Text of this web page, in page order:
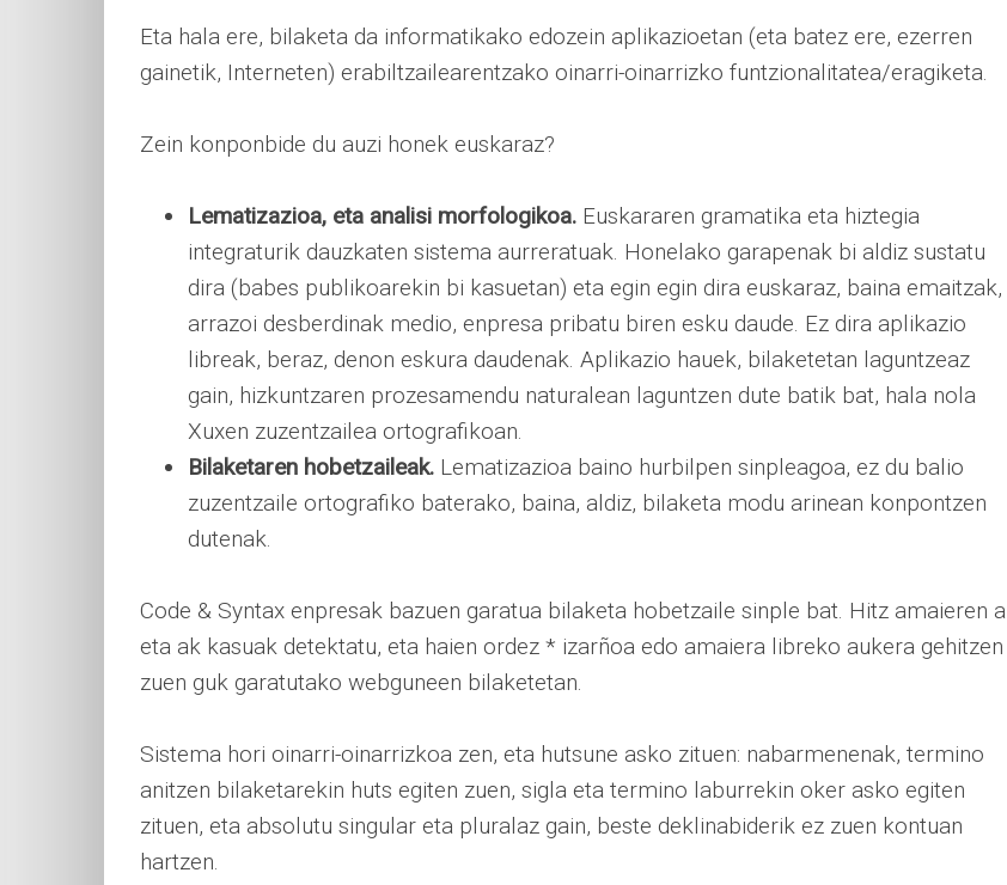
Eta hala ere, bilaketa da informatikako edozein aplikazioetan (eta batez ere, ezerren
gainetik, Interneten) erabiltzailearentzako oinarri-oinarrizko funtzionalitatea/eragiketa.
Zein konponbide du auzi honek euskaraz?
Lematizazioa, eta analisi morfologikoa. Euskararen gramatika eta hiztegia
integraturik dauzkaten sistema aurreratuak. Honelako garapenak bi aldiz sustatu
dira (babes publikoarekin bi kasuetan) eta egin egin dira euskaraz, baina emaitzak,
arrazoi desberdinak medio, enpresa pribatu biren esku daude. Ez dira aplikazio
libreak, beraz, denon eskura daudenak. Aplikazio hauek, bilaketetan laguntzeaz
gain, hizkuntzaren prozesamendu naturalean laguntzen dute batik bat, hala nola
Xuxen zuzentzailea ortografikoan.
Bilaketaren hobetzaileak. Lematizazioa baino hurbilpen sinpleagoa, ez du balio
zuzentzaile ortografiko baterako, baina, aldiz, bilaketa modu arinean konpontzen
dutenak.
Code & Syntax enpresak bazuen garatua bilaketa hobetzaile sinple bat. Hitz amaieren a
eta ak kasuak detektatu, eta haien ordez * izarñoa edo amaiera libreko aukera gehitzen
zuen guk garatutako webguneen bilaketetan.
Sistema hori oinarri-oinarrizkoa zen, eta hutsune asko zituen: nabarmenenak, termino
anitzen bilaketarekin huts egiten zuen, sigla eta termino laburrekin oker asko egiten
zituen, eta absolutu singular eta pluralaz gain, beste deklinabiderik ez zuen kontuan
hartzen.